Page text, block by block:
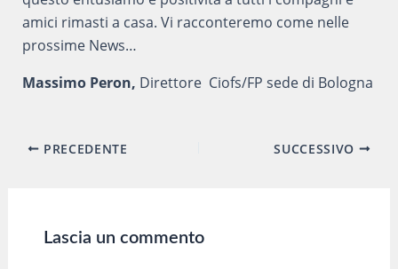
amici rimasti a casa. Vi racconteremo come nelle
prossime News…
Massimo Peron, Direttore Ciofs/FP sede di Bologna
Navigazione
PRECEDENTE SUCCESSIVO
Lascia un commento